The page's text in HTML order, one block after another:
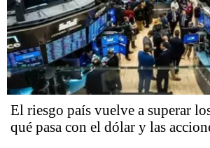
El riesgo país vuelve a superar
qué pasa con el dólar y las